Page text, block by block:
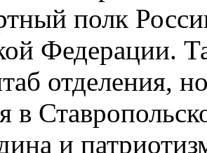
полк
Федерации.
отделения,
в
и